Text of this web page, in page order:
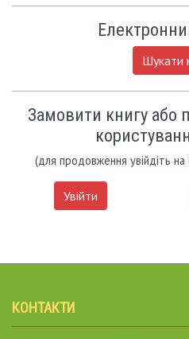
Шукати
Замовити книгу або
(для продовження увійдіть
Увійти
КОНТАКТИ